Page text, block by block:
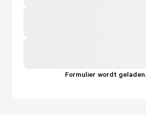
Formulier wordt